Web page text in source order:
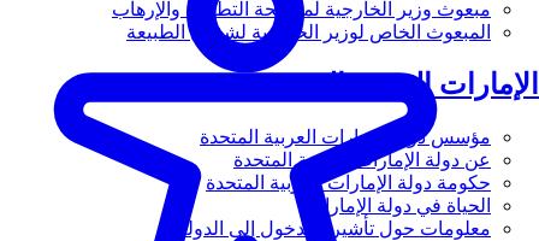
مبعوث وزير الخارجية لمكافحة التطرف والإرهاب
المبعوث الخاص لوزير الخارجية لشؤون الطبيعة
الإمارات العربية المتحدة
مؤسس دولة الإمارات العربية المتحدة
عن دولة الإمارات العربية المتحدة
حكومة دولة الإمارات العربية المتحدة
الحياة في دولة الإمارات
معلومات حول تأشيرة الدخول إلى الدولة